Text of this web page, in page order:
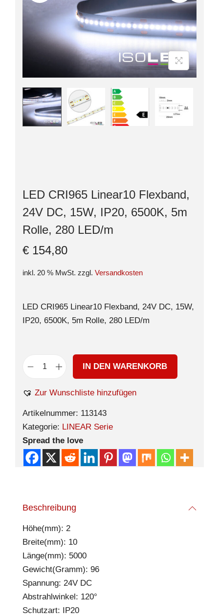
LED CRI965 Linear10 Flexband,
24V DC, 15W, IP20, 6500K, 5m
Rolle, 280 LED/m
€ 154,80
inkl. 20 % MwSt. zzgl. Versandkosten
LED CRI965 Linear10 Flexband, 24V DC, 15W,
IP20, 6500K, 5m Rolle, 280 LED/m
IN DEN WARENKORB
Zur Wunschliste hinzufügen
Artikelnummer: 113143
Kategorie: LINEAR Serie
Spread the love
Beschreibung
Höhe(mm): 2
Breite(mm): 10
Länge(mm): 5000
Gewicht(Gramm): 96
Spannung: 24V DC
Abstrahlwinkel: 120°
Schutzart: IP20